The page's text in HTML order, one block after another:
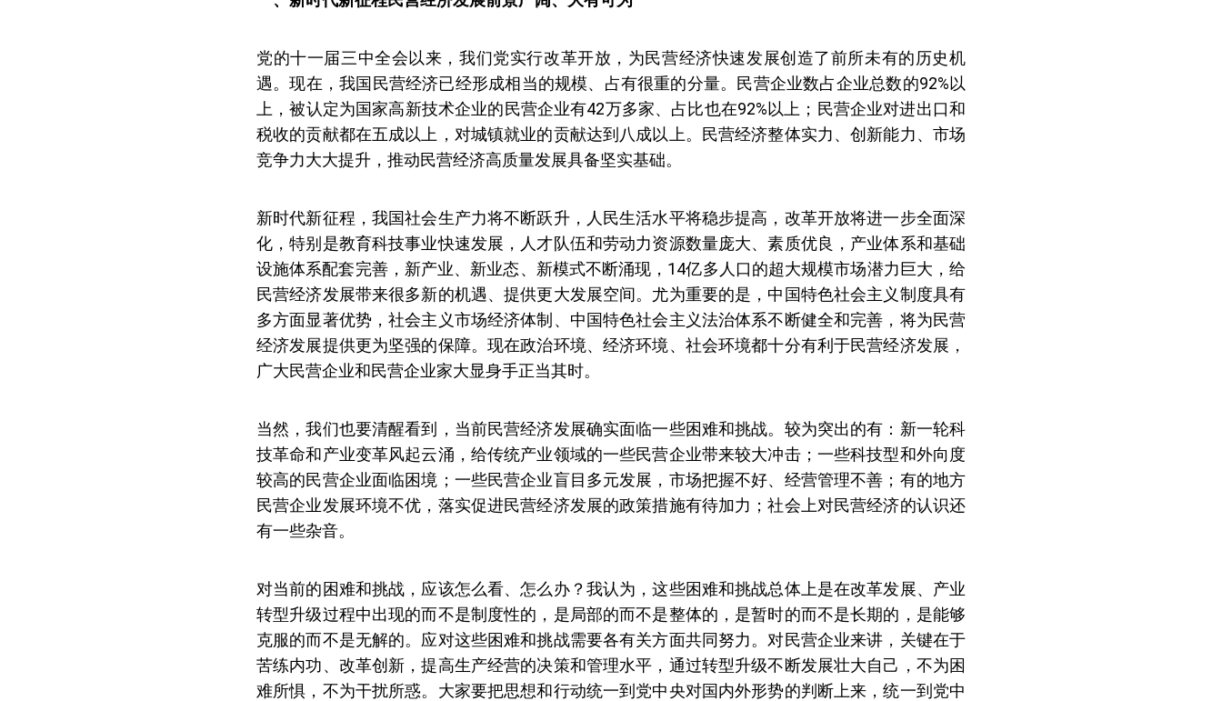
党的十一届三中全会以来，我们党实行改革开放，为民营经济快速发展创造了前所未有的历史机
遇。现在，我国民营经济已经形成相当的规模、占有很重的分量。民营企业数占企业总数的92%以
上，被认定为国家高新技术企业的民营企业有42万多家、占比也在92%以上；民营企业对进出口和
税收的贡献都在五成以上，对城镇就业的贡献达到八成以上。民营经济整体实力、创新能力、市场
竞争力大大提升，推动民营经济高质量发展具备坚实基础。
新时代新征程，我国社会生产力将不断跃升，人民生活水平将稳步提高，改革开放将进一步全面深
化，特别是教育科技事业快速发展，人才队伍和劳动力资源数量庞大、素质优良，产业体系和基础
设施体系配套完善，新产业、新业态、新模式不断涌现，14亿多人口的超大规模市场潜力巨大，给
民营经济发展带来很多新的机遇、提供更大发展空间。尤为重要的是，中国特色社会主义制度具有
多方面显著优势，社会主义市场经济体制、中国特色社会主义法治体系不断健全和完善，将为民营
经济发展提供更为坚强的保障。现在政治环境、经济环境、社会环境都十分有利于民营经济发展，
广大民营企业和民营企业家大显身手正当其时。
当然，我们也要清醒看到，当前民营经济发展确实面临一些困难和挑战。较为突出的有：新一轮科
技革命和产业变革风起云涌，给传统产业领域的一些民营企业带来较大冲击；一些科技型和外向度
较高的民营企业面临困境；一些民营企业盲目多元发展，市场把握不好、经营管理不善；有的地方
民营企业发展环境不优，落实促进民营经济发展的政策措施有待加力；社会上对民营经济的认识还
有一些杂音。
对当前的困难和挑战，应该怎么看、怎么办？我认为，这些困难和挑战总体上是在改革发展、产业
转型升级过程中出现的而不是制度性的，是局部的而不是整体的，是暂时的而不是长期的，是能够
克服的而不是无解的。应对这些困难和挑战需要各有关方面共同努力。对民营企业来讲，关键在于
苦练内功、改革创新，提高生产经营的决策和管理水平，通过转型升级不断发展壮大自己，不为困
难所惧，不为干扰所惑。大家要把思想和行动统一到党中央对国内外形势的判断上来，统一到党中